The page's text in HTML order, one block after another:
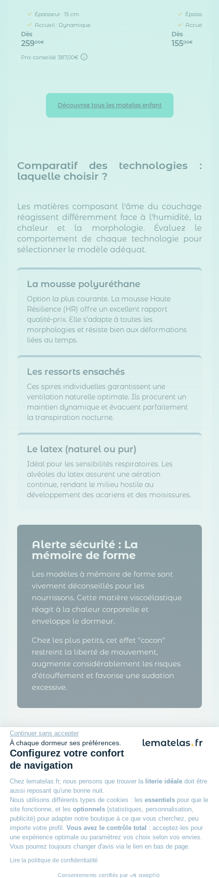
Continuer sans accepter
À chaque dormeur ses préférences.
Configurez votre confort
de navigation
Chez lematelas.fr, nous pensons que trouver la literie idéale doit être
aussi reposant qu'une bonne nuit.
Nous utilisons différents types de cookies : les essentiels pour que le
site fonctionne, et les optionnels (statistiques, personnalisation,
publicité) pour adapter notre boutique à ce que vous cherchez, peu
importe votre profil. Vous avez le contrôle total : acceptez-les pour
une expérience optimale ou paramétrez vos choix selon vos envies.
Vous pourrez toujours changer d'avis via le lien en bas de page.
Lire la politique de confidentialité
Consentements certifiés par
Épaisseur : 15 cm
Accueil : Dynamique
Dès
25900€
Prix conseillé 387,00€
Épaisseur :
Accueil :
Dès
15500€
Découvrez tous les matelas enfant
Comparatif des technologies :
laquelle choisir ?
Les matières composant l'âme du couchage
réagissent différemment face à l'humidité, la
chaleur et la morphologie. Évaluez le
comportement de chaque technologie pour
sélectionner le modèle adéquat.
La mousse polyuréthane
Option la plus courante. La mousse Haute
Résilience (HR) offre un excellent rapport
qualité-prix. Elle s'adapte à toutes les
morphologies et résiste bien aux déformations
liées au temps.
Les ressorts ensachés
Ces spires individuelles garantissent une
ventilation naturelle optimale. Ils procurent un
maintien dynamique et évacuent parfaitement
la transpiration nocturne.
Le latex (naturel ou pur)
Idéal pour les sensibilités respiratoires. Les
alvéoles du latex assurent une aération
continue, rendant le milieu hostile au
développement des acariens et des moisissures.
Alerte sécurité : La
mémoire de forme
Les modèles à mémoire de forme sont
vivement déconseillés pour les
nourrissons. Cette matière viscoélastique
réagit à la chaleur corporelle et
enveloppe le dormeur.
Chez les plus petits, cet effet "cocon"
restreint la liberté de mouvement,
augmente considérablement les risques
d'étouffement et favorise une sudation
excessive.
Nos meilleures ventes de matelas
bébé